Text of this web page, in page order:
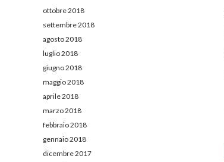
ottobre 2018
settembre 2018
agosto 2018
luglio 2018
giugno 2018
maggio 2018
aprile 2018
marzo 2018
febbraio 2018
gennaio 2018
dicembre 2017